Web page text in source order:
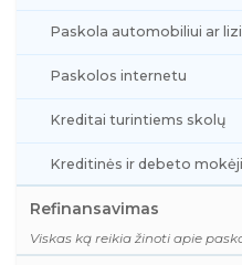
Paskola automobiliui ar
Paskolos internetu
Kreditai turintiems skolų
Kreditinės ir debeto
Refinansavimas
Viskas ką reikia žinoti apie